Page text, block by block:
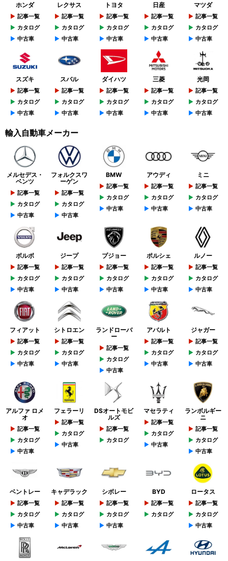
ホンダ
記事一覧
カタログ
中古車
レクサス
記事一覧
カタログ
中古車
トヨタ
記事一覧
カタログ
中古車
日産
記事一覧
カタログ
中古車
マツダ
記事一覧
カタログ
中古車
スズキ
記事一覧
カタログ
中古車
スバル
記事一覧
カタログ
中古車
ダイハツ
記事一覧
カタログ
中古車
三菱
記事一覧
カタログ
中古車
光岡
記事一覧
カタログ
中古車
輸入自動車メーカー
メルセデス・
ベンツ
記事一覧
カタログ
中古車
フォルクスワ
ーゲン
記事一覧
カタログ
中古車
BMW
記事一覧
カタログ
中古車
アウディ
記事一覧
カタログ
中古車
ミニ
記事一覧
カタログ
中古車
ボルボ
記事一覧
カタログ
中古車
ジープ
記事一覧
カタログ
中古車
プジョー
記事一覧
カタログ
中古車
ポルシェ
記事一覧
カタログ
中古車
ルノー
記事一覧
カタログ
中古車
フィアット
記事一覧
カタログ
中古車
シトロエン
記事一覧
カタログ
中古車
ランドローバ
ー
記事一覧
カタログ
中古車
アバルト
記事一覧
カタログ
中古車
ジャガー
記事一覧
カタログ
中古車
アルファ ロメ
オ
記事一覧
カタログ
中古車
フェラーリ
記事一覧
カタログ
中古車
DSオートモビ
ルズ
記事一覧
カタログ
マセラティ
記事一覧
カタログ
中古車
ランボルギー
ニ
記事一覧
カタログ
中古車
ベントレー
記事一覧
カタログ
中古車
キャデラック
記事一覧
カタログ
中古車
シボレー
記事一覧
カタログ
中古車
BYD
記事一覧
カタログ
ロータス
記事一覧
カタログ
中古車